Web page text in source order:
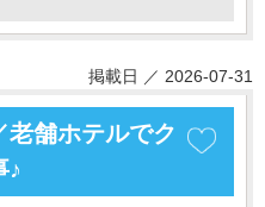
掲載日 ／ 2026-07-31
舗ホテルでク
♪